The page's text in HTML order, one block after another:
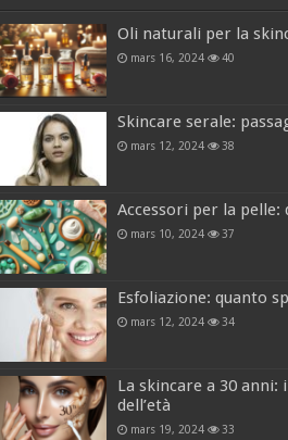
Oli naturali per la
mars 16, 2024 40
Skincare serale:
mars 12, 2024 38
Accessori per la pelle:
mars 10, 2024 37
Esfoliazione: quanto
mars 12, 2024 34
La skincare a 30
dell’età
mars 19, 2024 33